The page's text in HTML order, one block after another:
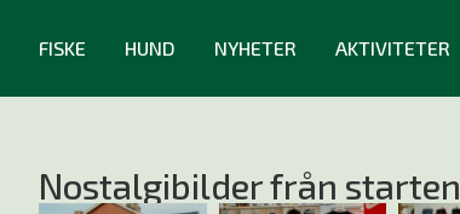
FISKE HUND NYHETER AKTIVITETER
Nostalgibilder från starten